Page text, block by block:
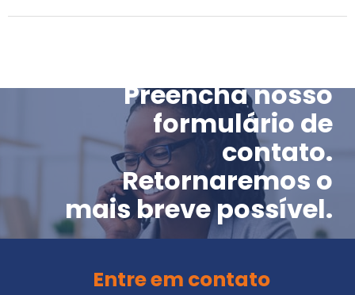
Preencha nosso
formulário de
contato.
Retornaremos o
mais breve possível.
Entre em contato